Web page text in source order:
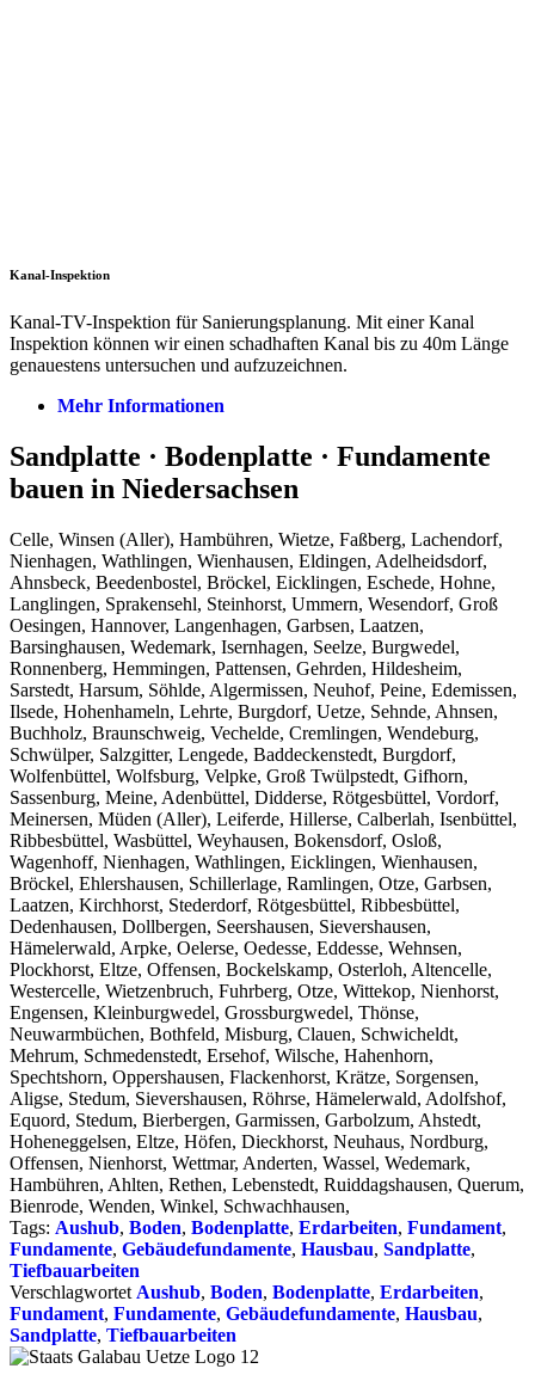
Kanal-Inspektion
Kanal-TV-Inspektion für Sanierungsplanung. Mit einer Kanal
Inspektion können wir einen schadhaften Kanal bis zu 40m Länge
genauestens untersuchen und aufzuzeichnen.
Mehr Informationen
Sandplatte · Bodenplatte · Fundamente
bauen in Niedersachsen
Celle, Winsen (Aller), Hambühren, Wietze, Faßberg, Lachendorf,
Nienhagen, Wathlingen, Wienhausen, Eldingen, Adelheidsdorf,
Ahnsbeck, Beedenbostel, Bröckel, Eicklingen, Eschede, Hohne,
Langlingen, Sprakensehl, Steinhorst, Ummern, Wesendorf, Groß
Oesingen, Hannover, Langenhagen, Garbsen, Laatzen,
Barsinghausen, Wedemark, Isernhagen, Seelze, Burgwedel,
Ronnenberg, Hemmingen, Pattensen, Gehrden, Hildesheim,
Sarstedt, Harsum, Söhlde, Algermissen, Neuhof, Peine, Edemissen,
Ilsede, Hohenhameln, Lehrte, Burgdorf, Uetze, Sehnde, Ahnsen,
Buchholz, Braunschweig, Vechelde, Cremlingen, Wendeburg,
Schwülper, Salzgitter, Lengede, Baddeckenstedt, Burgdorf,
Wolfenbüttel, Wolfsburg, Velpke, Groß Twülpstedt, Gifhorn,
Sassenburg, Meine, Adenbüttel, Didderse, Rötgesbüttel, Vordorf,
Meinersen, Müden (Aller), Leiferde, Hillerse, Calberlah, Isenbüttel,
Ribbesbüttel, Wasbüttel, Weyhausen, Bokensdorf, Osloß,
Wagenhoff, Nienhagen, Wathlingen, Eicklingen, Wienhausen,
Bröckel, Ehlershausen, Schillerlage, Ramlingen, Otze, Garbsen,
Laatzen, Kirchhorst, Stederdorf, Rötgesbüttel, Ribbesbüttel,
Dedenhausen, Dollbergen, Seershausen, Sievershausen,
Hämelerwald, Arpke, Oelerse, Oedesse, Eddesse, Wehnsen,
Plockhorst, Eltze, Offensen, Bockelskamp, Osterloh, Altencelle,
Westercelle, Wietzenbruch, Fuhrberg, Otze, Wittekop, Nienhorst,
Engensen, Kleinburgwedel, Grossburgwedel, Thönse,
Neuwarmbüchen, Bothfeld, Misburg, Clauen, Schwicheldt,
Mehrum, Schmedenstedt, Ersehof, Wilsche, Hahenhorn,
Spechtshorn, Oppershausen, Flackenhorst, Krätze, Sorgensen,
Aligse, Stedum, Sievershausen, Röhrse, Hämelerwald, Adolfshof,
Equord, Stedum, Bierbergen, Garmissen, Garbolzum, Ahstedt,
Hoheneggelsen, Eltze, Höfen, Dieckhorst, Neuhaus, Nordburg,
Offensen, Nienhorst, Wettmar, Anderten, Wassel, Wedemark,
Hambühren, Ahlten, Rethen, Lebenstedt, Ruiddagshausen, Querum,
Bienrode, Wenden, Winkel, Schwachhausen,
Tags: Aushub, Boden, Bodenplatte, Erdarbeiten, Fundament,
Fundamente, Gebäudefundamente, Hausbau, Sandplatte,
Tiefbauarbeiten
Verschlagwortet Aushub, Boden, Bodenplatte, Erdarbeiten,
Fundament, Fundamente, Gebäudefundamente, Hausbau,
Sandplatte, Tiefbauarbeiten